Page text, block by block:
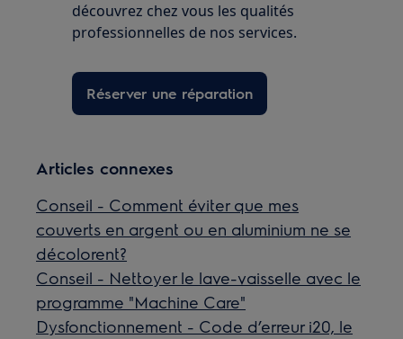
découvrez chez vous les qualités
professionnelles de nos services.
Réserver une réparation
Articles connexes
Conseil - Comment éviter que mes
couverts en argent ou en aluminium ne se
décolorent?
Conseil - Nettoyer le lave-vaisselle avec le
programme "Machine Care"
Dysfonctionnement - Code d’erreur i20, le